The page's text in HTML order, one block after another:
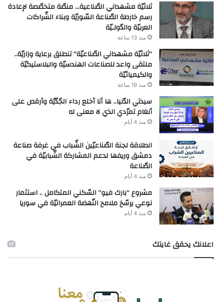
ثلاثيّة مشهداني الصّناعية… منصّة متخصّصة لإعادة
رسم خارطة الصّناعة السّوريّة وبناء الشّراكات
العربيّة والدّولـيّة
منذ 13 ساعة
“ثلاثيّة مشهداني الصّناعيّة” تنطلق برعاية وزاريّة..
ملتقى واعد للصناعات الهندسيّة والبلاستيكيّة
والكيميائيّة
منذ 19 ساعة
سيدتي الدّنيا.. ها أنا أخلع رداء الجّدّيّة وأرقص على
أنغام تمرّدي الذي لا معنى له
منذ 4 أيام
انطلاقة لجنة الصّناعيّين الشّباب في غرفة صناعة
دمشق وريفها لدعم المشاركة الشّبابيّة في
الصّناعة
منذ 4 أيام
مشروع “بارك فيو” السّكني المتكامل .. استثمار
نوعي يرسّخ ملامح النّهضة العمرانيّة في سوريا
منذ 4 أيام
اعلانك يحقق غايتك